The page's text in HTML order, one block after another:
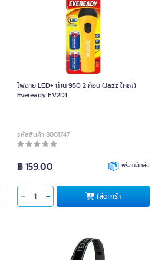
ไฟฉาย LED+ ถ่าน 950 2 ก้อน (Jazz ใหญ่)
Eveready EV2D1
รหัสสินค้า 8001747
฿ 159.00 พร้อมจัดส่ง
ใส่ตะกร้า